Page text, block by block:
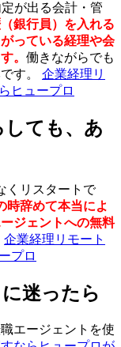
が出る会計・管
銀行員）を入れる
っている経理や会
。 働きながらでも
す。 企業経理リ
ヒュープロ
しても、あ
くリスタートで
時辞めて本当によ
ジェントへの無料
企業経理リモート
プロ
迷ったら
エージェントを使